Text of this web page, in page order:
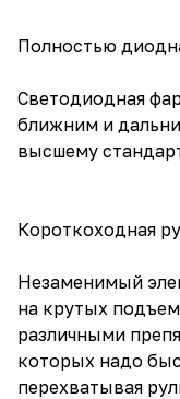
Полностью
Светодиодная
ближним и
высшему
Короткоходная
Незаменимый
на крутых
различными
которых надо
перехватывая